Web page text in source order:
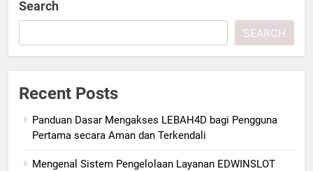
Search
SEARCH
Recent Posts
Panduan Dasar Mengakses LEBAH4D bagi Pengguna
Pertama secara Aman dan Terkendali
Mengenal Sistem Pengelolaan Layanan EDWINSLOT